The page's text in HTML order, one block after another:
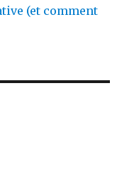
(et comment